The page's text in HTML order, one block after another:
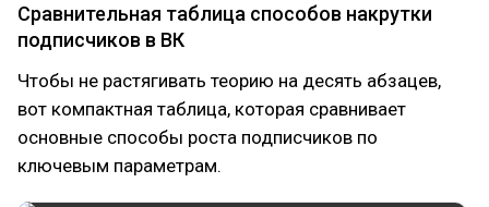
Сравнительная таблица способов накрутки
подписчиков в ВК
Чтобы не растягивать теорию на десять абзацев,
вот компактная таблица, которая сравнивает
основные способы роста подписчиков по
ключевым параметрам.